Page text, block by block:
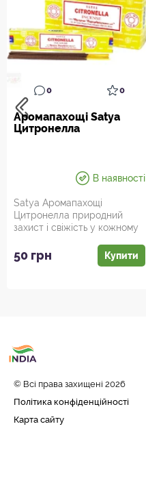
0 0
Аромапахощі Satya
Цитронелла
В наявності
Satya Аромапахощі
Цитронелла природний
захист і свіжість у кожному
...
50 грн Купити
© Всі права захищені 2026
Політика конфіденційності
Карта сайту